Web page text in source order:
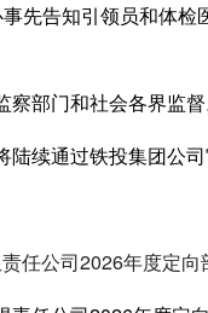
先告知引领员和体
察部门和社会各界监
陆续通过铁投集团公
任公司2026年度定